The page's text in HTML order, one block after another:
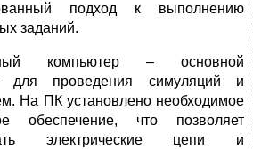
подход к выполнению
заданий.
компьютер – основной
для проведения симуляций и
На ПК установлено необходимое
обеспечение, что позволяет
электрические цепи и